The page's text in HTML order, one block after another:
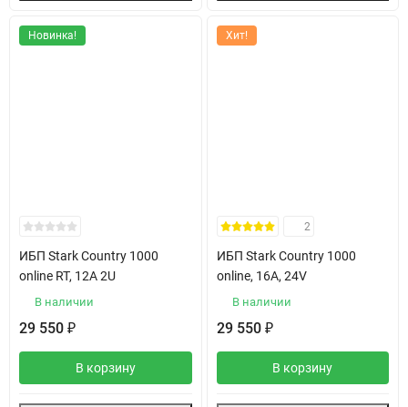
Новинка!
ИБП Stark Country 1000
online RT, 12А 2U
В наличии
29 550 ₽
В корзину
Хит!
2
ИБП Stark Country 1000
online, 16А, 24V
В наличии
29 550 ₽
В корзину